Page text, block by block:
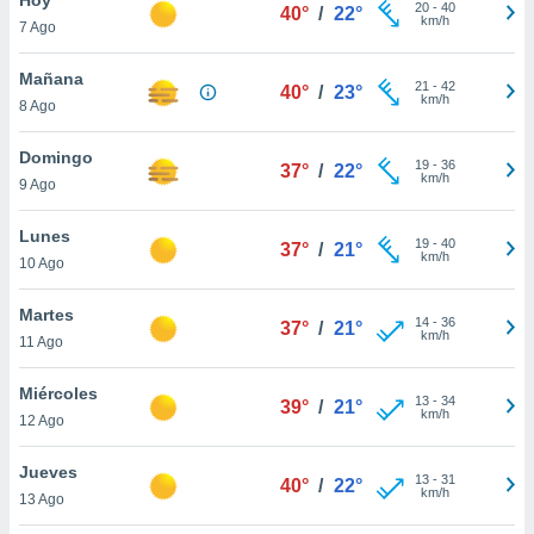
y
en
más
de
7 Ago
40° / 22° 20- 40
km/h
Mañana
8 Ago
40° / 23° 21 - 42
km/h
Domingo
9 Ago
37° / 22° 19- 36
km/h
Lunes
10 Ago
37° / 21° 19- 40
km/h
Martes
11 Ago
37° / 21° 14- 36
km/h
Miércoles
12 Ago
39° / 21° 13- 34
km/h
Jueves
13 Ago
40° / 22° 13- 31
km/h